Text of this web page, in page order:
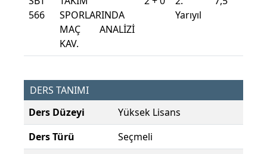
566
SPORLARINDA
MAÇ ANALİZİ
KAV.
Yarıyıl
DERS TANIMI
Ders Düzeyi
Yüksek Lisans
Ders Türü
Seçmeli